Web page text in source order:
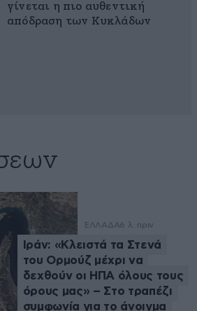
γίνεται η πιο αυθεντική
απόδραση των Κυκλάδων
ΕΛΛΑΔΑ6 λ. πριν
Ιράν: «Κλειστά τα Στενά
του Ορμούζ μέχρι να
δεχθούν οι ΗΠΑ όλους τους
όρους μας» – Στο τραπέζι
συμφωνία για το άνοιγμα